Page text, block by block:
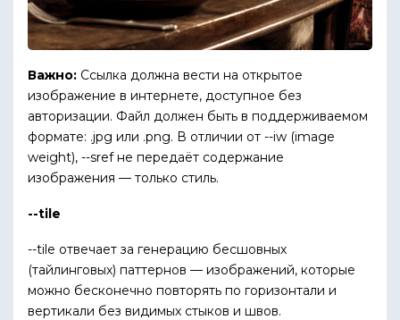
Важно: Ссылка должна вести на открытое
изображение в интернете, доступное без
авторизации. Файл должен быть в поддерживаемом
формате: .jpg или .png. В отличии от --iw (image
weight), --sref не передаёт содержание
изображения — только стиль.
--tile
--tile отвечает за генерацию бесшовных
(тайлинговых) паттернов — изображений, которые
можно бесконечно повторять по горизонтали и
вертикали без видимых стыков и швов.